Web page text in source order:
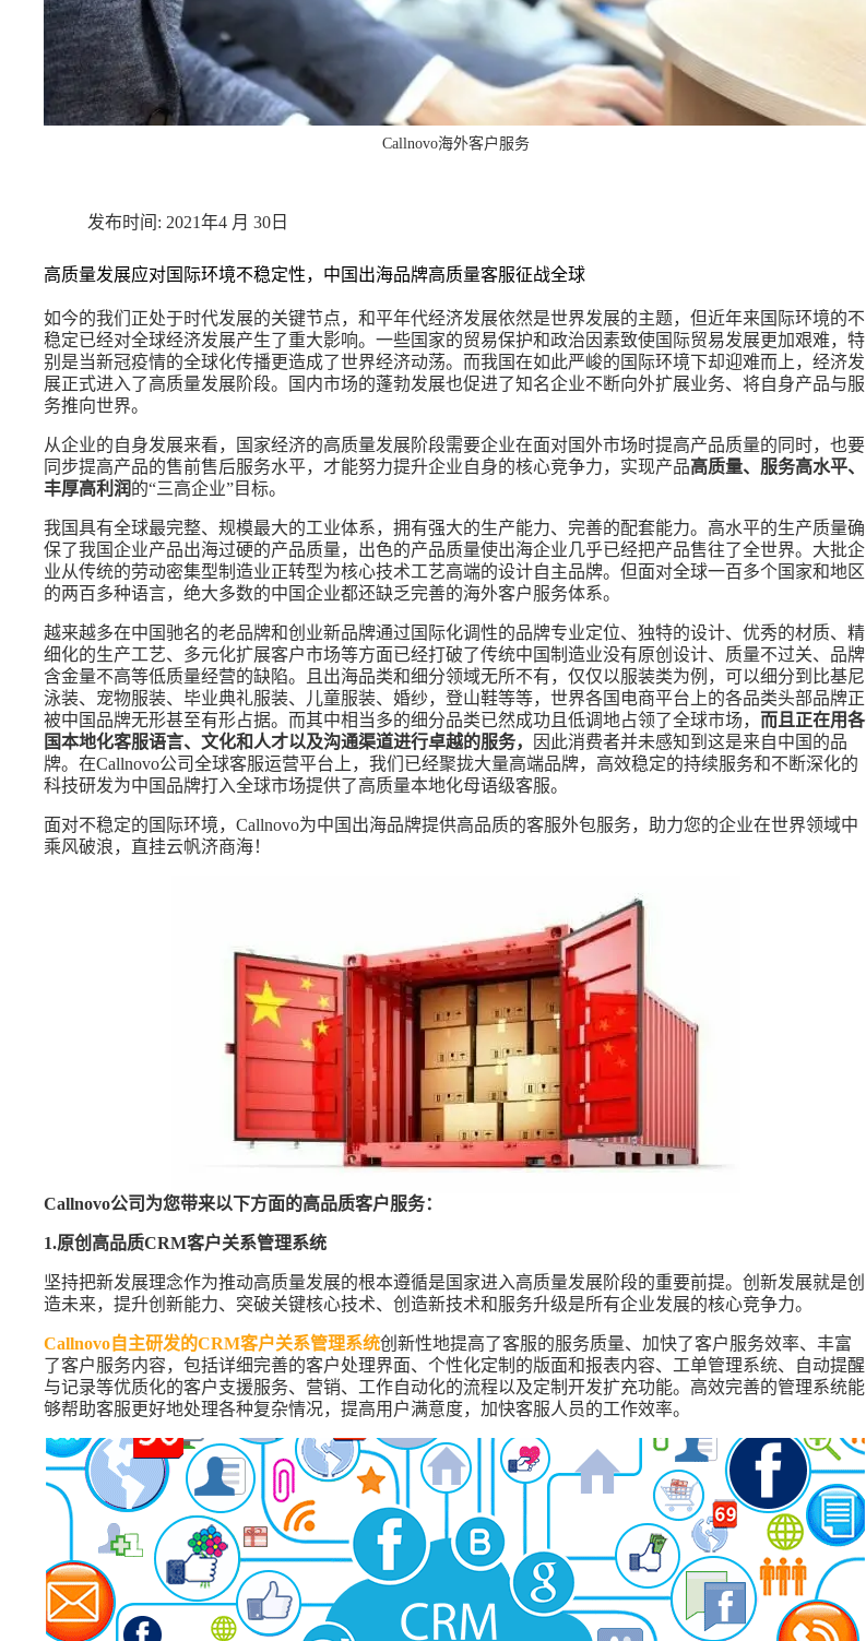
Callnovo海外客户服务
2021年4 月 30日
高质量发展应对国际环境不稳定性，中国出海品牌高质量客服征战全球
如今的我们正处于时代发展的关键节点，和平年代经济发展依然是世界发展的主题，但近年来国际环境的不
稳定已经对全球经济发展产生了重大影响。一些国家的贸易保护和政治因素致使国际贸易发展更加艰难，特
别是当新冠疫情的全球化传播更造成了世界经济动荡。而我国在如此严峻的国际环境下却迎难而上，经济发
展正式进入了高质量发展阶段。国内市场的蓬勃发展也促进了知名企业不断向外扩展业务、将自身产品与服
务推向世界。
从企业的自身发展来看，国家经济的高质量发展阶段需要企业在面对国外市场时提高产品质量的同时，也要
同步提高产品的售前售后服务水平，才能努力提升企业自身的核心竞争力，实现产品高质量、服务高水平、
丰厚高利润的“三高企业”目标。
我国具有全球最完整、规模最大的工业体系，拥有强大的生产能力、完善的配套能力。高水平的生产质量确
保了我国企业产品出海过硬的产品质量，出色的产品质量使出海企业几乎已经把产品售往了全世界。大批企
业从传统的劳动密集型制造业正转型为核心技术工艺高端的设计自主品牌。但面对全球一百多个国家和地区
的两百多种语言，绝大多数的中国企业都还缺乏完善的海外客户服务体系。
越来越多在中国驰名的老品牌和创业新品牌通过国际化调性的品牌专业定位、独特的设计、优秀的材质、精
细化的生产工艺、多元化扩展客户市场等方面已经打破了传统中国制造业没有原创设计、质量不过关、品牌
含金量不高等低质量经营的缺陷。且出海品类和细分领域无所不有，仅仅以服装类为例，可以细分到比基尼
泳装、宠物服装、毕业典礼服装、儿童服装、婚纱，登山鞋等等，世界各国电商平台上的各品类头部品牌正
被中国品牌无形甚至有形占据。而其中相当多的细分品类已然成功且低调地占领了全球市场， 而且正在用各
国本地化客服语言、文化和人才以及沟通渠道进行卓越的服务，
因此消费者并未感知到这是来自中国的品
牌。在Callnovo公司全球客服运营平台上，我们已经聚拢大量高端品牌，高效稳定的持续服务和不断深化的
科技研发为中国品牌打入全球市场提供了高质量本地化母语级客服。
面对不稳定的国际环境，Callnovo为中国出海品牌提供高品质的客服外包服务，助力您的企业在世界领域中
乘风破浪，直挂云帆济商海！
Callnovo公司为您带来以下方面的高品质客户服务：
1.原创高品质CRM客户关系管理系统
坚持把新发展理念作为推动高质量发展的根本遵循是国家进入高质量发展阶段的重要前提。创新发展就是创
造未来，提升创新能力、突破关键核心技术、创造新技术和服务升级是所有企业发展的核心竞争力。
Callnovo自主研发的CRM客户关系管理系统创新性地提高了客服的服务质量、加快了客户服务效率、丰富
了客户服务内容，包括详细完善的客户处理界面、个性化定制的版面和报表内容、工单管理系统、自动提醒
与记录等优质化的客户支援服务、营销、工作自动化的流程以及定制开发扩充功能。高效完善的管理系统能
够帮助客服更好地处理各种复杂情况，提高用户满意度，加快客服人员的工作效率。